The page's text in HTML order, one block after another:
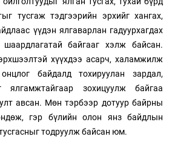
тусгаж тэдгээрийн эрхийг хангах,
үүдэн ялгаварлан гадуурхагдах
шаардлагатай байгааг хэлж байсан.
хүүхдээ асарч, халамжилж
байдалд тохируулан зардал,
ялгамжтайгаар зохицуулж байгаа
авсан. Мөн тэрбээр дотуур байрны
гэр бүлийн олон янз байдлын
тодруулж байсан юм.